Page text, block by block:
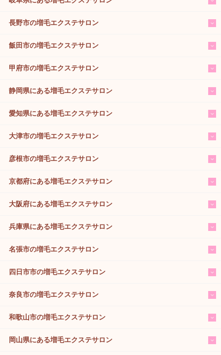
長野市の増毛エクステサロン
飯田市の増毛エクステサロン
甲府市の増毛エクステサロン
静岡県にある増毛エクステサロン
愛知県にある増毛エクステサロン
大津市の増毛エクステサロン
彦根市の増毛エクステサロン
京都府にある増毛エクステサロン
大阪府にある増毛エクステサロン
兵庫県にある増毛エクステサロン
名張市の増毛エクステサロン
四日市市の増毛エクステサロン
奈良市の増毛エクステサロン
和歌山市の増毛エクステサロン
岡山県にある増毛エクステサロン